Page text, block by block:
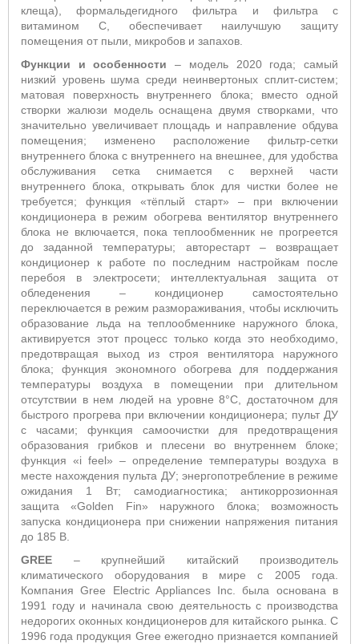
клеща), формальдегидного фильтра и фильтра с
витамином С, обеспечивает наилучшую защиту
помещения от пыли, микробов и запахов.
Функции и особенности – модель 2020 года; самый
низкий уровень шума среди неинвертоных сплит-систем;
матовая поверхность внутреннего блока; вместо одной
створки жалюзи модель оснащена двумя створками, что
значительно увеличивает площадь и направление обдува
помещения; изменено расположение фильтр-сетки
внутреннего блока с внутреннего на внешнее, для удобства
обслуживания сетка снимается с верхней части
внутреннего блока, открывать блок для чистки более не
требуется; функция «тёплый старт» – при включении
кондиционера в режим обогрева вентилятор внутреннего
блока не включается, пока теплообменник не прогреется
до заданной температуры; авторестарт – возвращает
кондиционер к работе по последним настройкам после
перебоя в электросети; интеллектуальная защита от
обледенения – кондиционер самостоятельно
переключается в режим размораживания, чтобы исключить
образование льда на теплообменнике наружного блока,
активируется этот процесс только когда это необходимо,
предотвращая выход из строя вентилятора наружного
блока; функция экономного обогрева для поддержания
температуры воздуха в помещении при длительном
отсутствии в нем людей на уровне 8°С, достаточном для
быстрого прогрева при включении кондиционера; пульт ДУ
с часами; функция самоочистки для предотвращения
образования грибков и плесени во внутреннем блоке;
функция «i feel» – определение температуры воздуха в
месте нахождения пульта ДУ; энергопотребление в режиме
ожидания 1 Вт; самодиагностика; антикоррозионная
защита «Golden Fin» наружного блока; возможность
запуска кондиционера при снижении напряжения питания
до 185 В.
GREE – крупнейший китайский производитель
климатического оборудования в мире с 2005 года.
Компания Gree Electric Appliances Inc. была основана в
1991 году и начинала свою деятельность с производства
недорогих оконных кондиционеров для китайского рынка. С
1996 года продукция Gree ежегодно признается компанией